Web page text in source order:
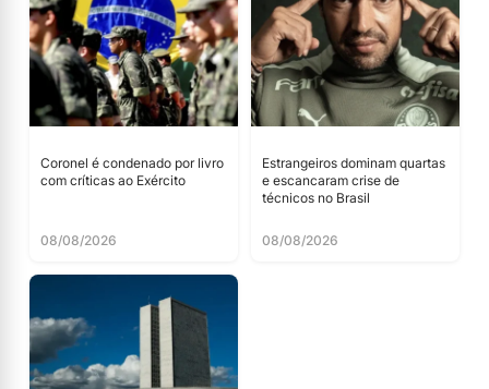
Coronel é condenado por livro
com críticas ao Exército
08/08/2026
Estrangeiros dominam quartas
e escancaram crise de
técnicos no Brasil
08/08/2026